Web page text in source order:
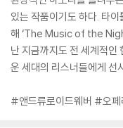
있는 작품이기도 하다. 타
해 ‘The Music of the
난 지금까지도 전 세계적인
운 세대의 리스너들에게 선
#앤드류로이드웨버 #오